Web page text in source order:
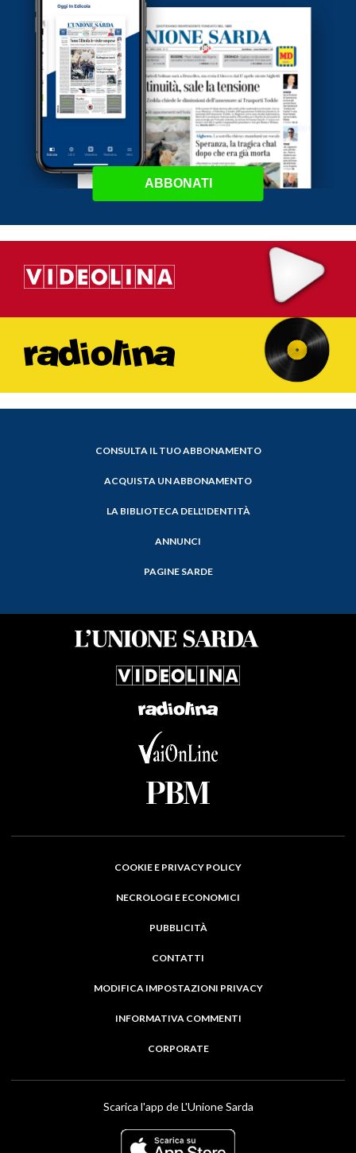
ABBONATI
CONSULTA IL TUO ABBONAMENTO
ACQUISTA UN ABBONAMENTO
LA BIBLIOTECA DELL'IDENTITÀ
ANNUNCI
PAGINE SARDE
COOKIE E PRIVACY POLICY
NECROLOGI E ECONOMICI
PUBBLICITÀ
CONTATTI
MODIFICA IMPOSTAZIONI PRIVACY
INFORMATIVA COMMENTI
CORPORATE
Scarica l'app de L'Unione Sarda